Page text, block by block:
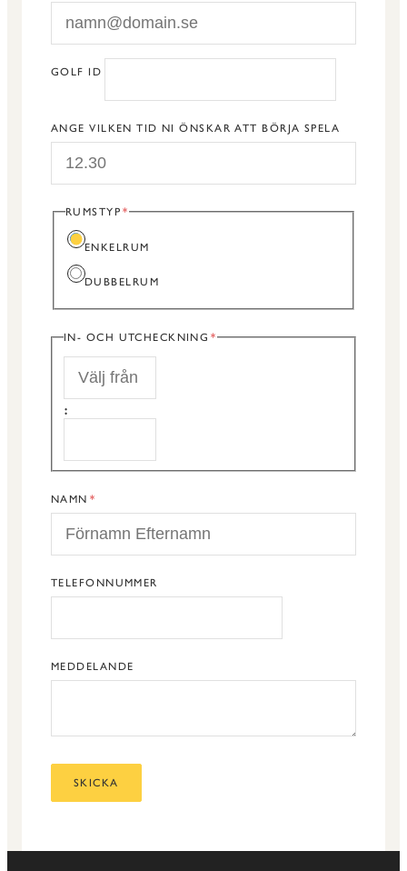
GOLF ID
ANGE VILKEN TID NI ÖNSKAR ATT BÖRJA SPELA
RUMSTYP
ENKELRUM
DUBBELRUM
IN- OCH UTCHECKNING
START
:
NAMN
TELEFONNUMMER
MEDDELANDE
SKICKA